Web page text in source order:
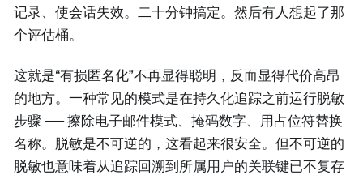
记录、使会话失效。二十分钟搞定。然后有人想起了那
个评估桶。
这就是“有损匿名化”不再显得聪明，反而显得代价高昂
的地方。一种常见的模式是在持久化追踪之前运行脱敏
步骤 —— 擦除电子邮件模式、掩码数字、用占位符替换
名称。脱敏是不可逆的，这看起来很安全。但不可逆的
脱敏也意味着从追踪回溯到所属用户的关联键已不复存